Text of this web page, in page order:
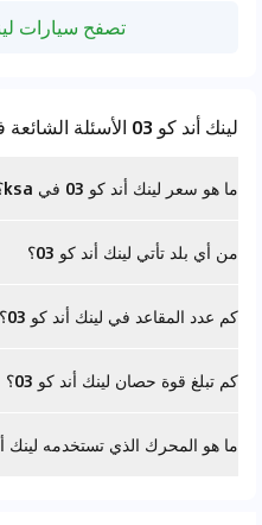
تصفح سيارات
لينك أند كو 03 الأسئلة الشائعة في السعودية
ما هو سعر لينك أند كو 03 في ksa؟
من أي بلد تأتي لينك أند كو 03؟
كم عدد المقاعد في لينك أند كو 03؟
كم تبلغ قوة حصان لينك أند كو 03؟
ما هو المحرك الذي تستخدمه لينك أند